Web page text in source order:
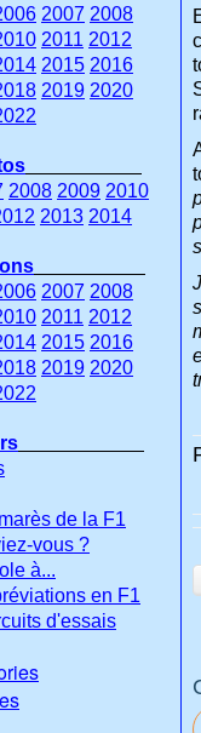
2007 2008
2011 2012
2015 2016
2019 2020
2008 2009 2010
2013 2014
2007 2008
2011 2012
2015 2016
2019 2020
de la F1
vous ?
à...
en F1
d'essais